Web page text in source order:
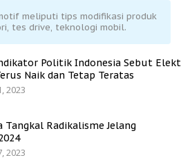
meliputi tips modifikasi produk
tes drive, teknologi mobil.
Politik Indonesia Sebut
Naik dan Tetap Teratas
2023
Tangkal Radikalisme Jelang
2023